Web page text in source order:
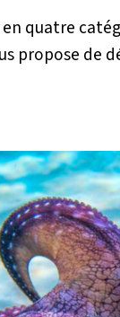
quatre
propose de